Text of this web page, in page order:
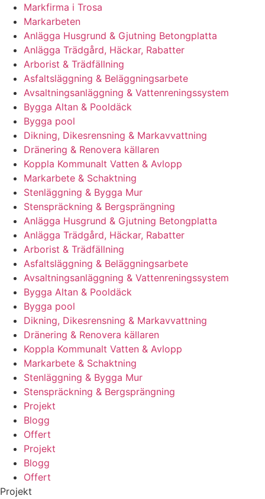
Markfirma i Trosa
Markarbeten
Anlägga Husgrund & Gjutning Betongplatta
Anlägga Trädgård, Häckar, Rabatter
Arborist & Trädfällning
Asfaltsläggning & Beläggningsarbete
Avsaltningsanläggning & Vattenreningssystem
Bygga Altan & Pooldäck
Bygga pool
Dikning, Dikesrensning & Markavvattning
Dränering & Renovera källaren
Koppla Kommunalt Vatten & Avlopp
Markarbete & Schaktning
Stenläggning & Bygga Mur
Stenspräckning & Bergsprängning
Anlägga Husgrund & Gjutning Betongplatta
Anlägga Trädgård, Häckar, Rabatter
Arborist & Trädfällning
Asfaltsläggning & Beläggningsarbete
Avsaltningsanläggning & Vattenreningssystem
Bygga Altan & Pooldäck
Bygga pool
Dikning, Dikesrensning & Markavvattning
Dränering & Renovera källaren
Koppla Kommunalt Vatten & Avlopp
Markarbete & Schaktning
Stenläggning & Bygga Mur
Stenspräckning & Bergsprängning
Projekt
Blogg
Offert
Projekt
Blogg
Offert
Projekt